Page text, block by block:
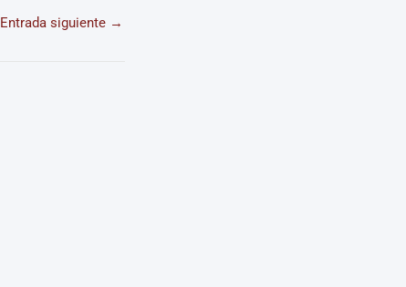
Entrada siguiente →